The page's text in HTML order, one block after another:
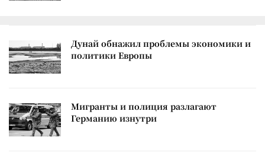
Дунай обнажил проблемы экономики и
политики Европы
Мигранты и полиция разлагают
Германию изнутри